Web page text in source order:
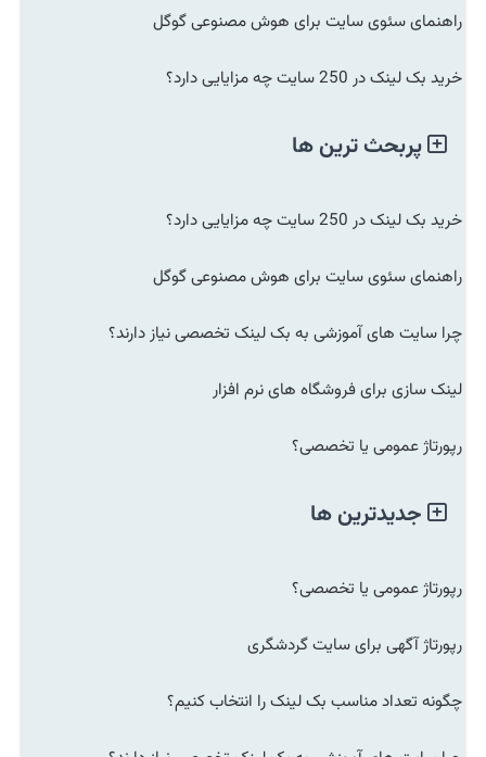
راهنمای سئوی سایت برای هوش مصنوعی گوگل
خرید بک لینک در 250 سایت چه مزایایی دارد؟
پربحث ترین ها
خرید بک لینک در 250 سایت چه مزایایی دارد؟
راهنمای سئوی سایت برای هوش مصنوعی گوگل
چرا سایت های آموزشی به بک لینک تخصصی نیاز دارند؟
لینک سازی برای فروشگاه های نرم افزار
رپورتاژ عمومی یا تخصصی؟
جدیدترین ها
رپورتاژ عمومی یا تخصصی؟
رپورتاژ آگهی برای سایت گردشگری
چگونه تعداد مناسب بک لینک را انتخاب کنیم؟